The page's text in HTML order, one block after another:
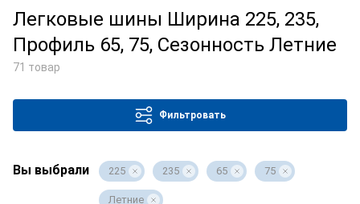
Легковые шины Ширина 225, 235,
Профиль 65, 75, Сезонность Летние
71 товар
Фильтровать
Вы выбрали 225 235 65 75
Летние